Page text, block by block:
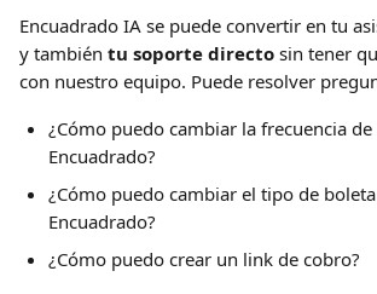
Encuadrado IA se puede convertir en tu
y también tu soporte directo sin tener
con nuestro equipo. Puede resolver
¿Cómo puedo cambiar la frecuencia
Encuadrado?
¿Cómo puedo cambiar el tipo de
Encuadrado?
¿Cómo puedo crear un link de cobro?